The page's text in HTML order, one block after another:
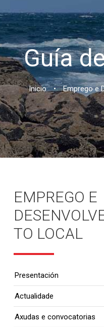
Guía
Inicio • Emprego e
EMPREGO E
TO LOCAL
Presentación
Actualidade
Axudas e convocatorias